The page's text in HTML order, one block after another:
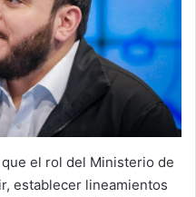
el rol del Ministerio de
establecer lineamientos